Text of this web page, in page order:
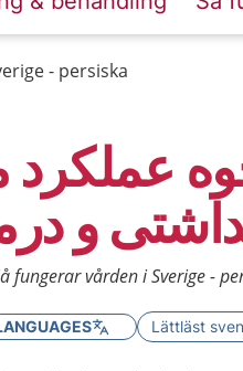
- persiska
و
fungerar vården i Sverige -
Lättläst